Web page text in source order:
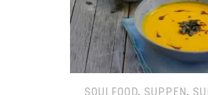
SOULFOOD, SUPPEN,